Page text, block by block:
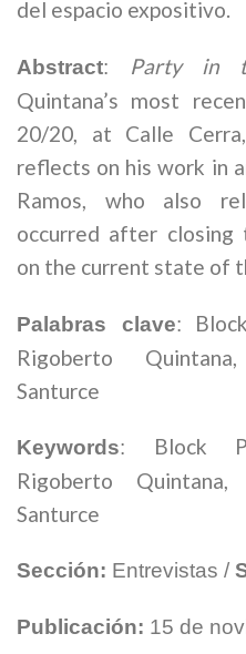
del espacio expositivo.
Abstract: Party in
Quintana’s most
20/20, at Calle
reflects on his work in
Ramos, who also
occurred after closing
on the current state of
Palabras clave:
Rigoberto
Santurce
Keywords: Block
Rigoberto
Santurce
Sección: Entrevistas /
Publicación: 15 de